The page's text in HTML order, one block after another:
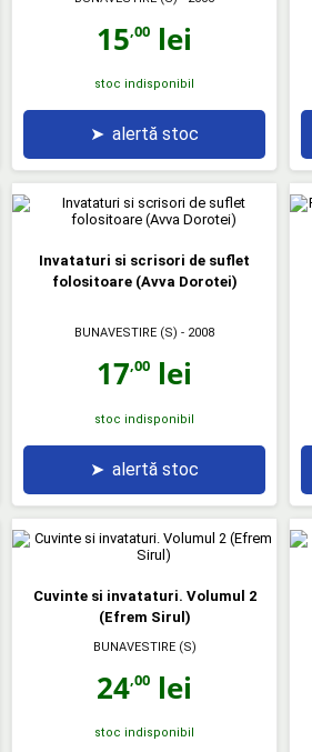
15,00 lei
stoc indisponibil
➤ alertă stoc
Invataturi si scrisori de suflet
folositoare (Avva Dorotei)
BUNAVESTIRE (S) - 2008
17,00 lei
stoc indisponibil
➤ alertă stoc
Cuvinte si invataturi. Volumul 2
(Efrem Sirul)
BUNAVESTIRE (S)
24,00 lei
stoc indisponibil